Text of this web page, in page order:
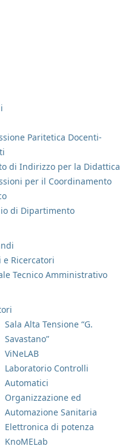
Paritetica Docenti-
di Indirizzo per la Didattica
per il Coordinamento
di Dipartimento
e Ricercatori
Tecnico Amministrativo
Sala Alta Tensione “G.
Savastano”
ViNeLAB
Laboratorio Controlli
Automatici
Organizzazione ed
Automazione Sanitaria
Elettronica di potenza
KnoMELab